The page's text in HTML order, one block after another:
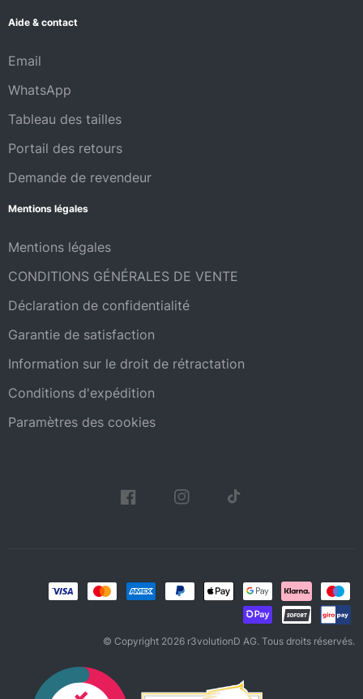
Aide & contact
Email
WhatsApp
Tableau des tailles
Portail des retours
Demande de revendeur
Mentions légales
Mentions légales
CONDITIONS GÉNÉRALES DE VENTE
Déclaration de confidentialité
Garantie de satisfaction
Information sur le droit de rétractation
Conditions d'expédition
Paramètres des cookies
© Copyright 2026 r3volutionD AG. Tous droits réservés.